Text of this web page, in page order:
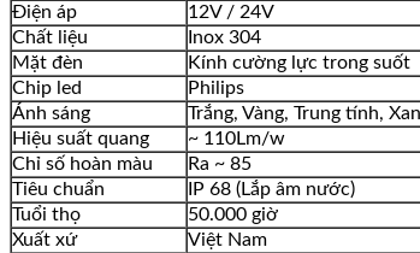
Điện áp
12V / 24V
Chất liệu
Inox 304
Mặt đèn
Kính cường lực trong suốt
Chip led
Philips
Ánh sáng
Trắng, Vàng, Trung tính,
Hiệu suất quang
~ 110Lm/w
Chỉ số hoàn màu
Ra ~ 85
Tiêu chuẩn
IP 68 (Lắp âm nước)
Tuổi thọ
50.000 giờ
Xuất xứ
Việt Nam